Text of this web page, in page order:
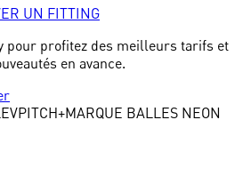
UN FITTING
pour profitez des meilleurs tarifs et
en avance.
BALLES NEON